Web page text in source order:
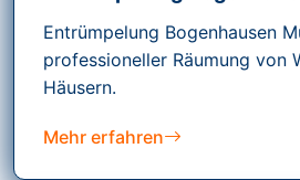
Entrümpelung Bogenhausen
professioneller Räumung von
Häusern.
Mehr erfahren